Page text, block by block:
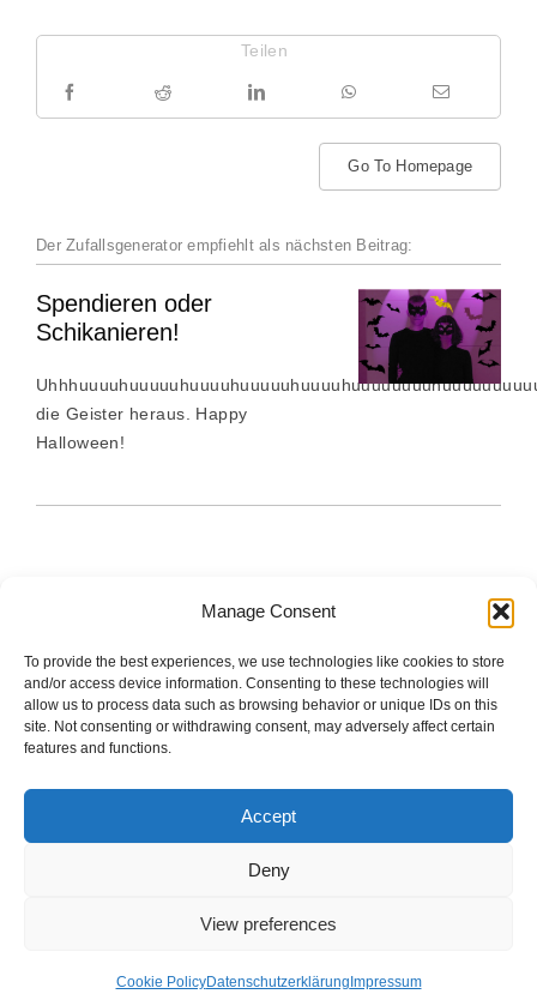
Manage Consent
To provide the best experiences, we use technologies like cookies to store
and/or access device information. Consenting to these technologies will
allow us to process data such as browsing behavior or unique IDs on this
site. Not consenting or withdrawing consent, may adversely affect certain
features and functions.
Accept
Deny
View preferences
Cookie PolicyDatenschutzerklärung Impressum
Teilen
Go To Homepage
Der Zufallsgenerator empfiehlt als nächsten Beitrag:
Spendieren oder
Schikanieren!
die Geister heraus. Happy
Halloween!
The good stuff is on Spotify.
Impressum
Datenschutzerklärung
Cookie Policy (EU)